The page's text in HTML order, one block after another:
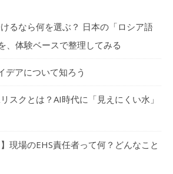
るなら何を選ぶ？ 日本の「ロシア語
体験ベースで整理してみる
デアについて知ろう
スクとは？AI時代に「見えにくい水」
現場のEHS責任者って何？どんなこと